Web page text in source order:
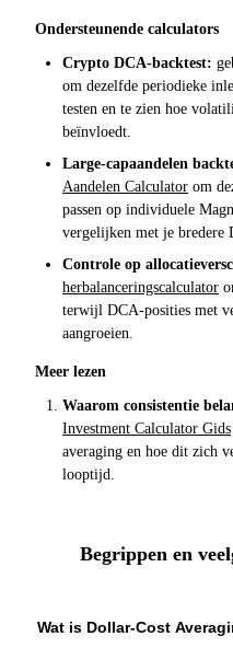
Ondersteunende calculators
Crypto DCA-backtest:
om dezelfde periodieke
testen en te zien hoe
beïnvloedt.
Large-capaandelen
Aandelen Calculator om
passen op individuele
vergelijken met je bredere
Controle op
herbalanceringscalculator
terwijl DCA-posities met
aangroeien.
Meer lezen
Waarom consistentie
Investment Calculator Gids
averaging en hoe dit zich
looptijd.
Begrippen en
Wat is Dollar-Cost